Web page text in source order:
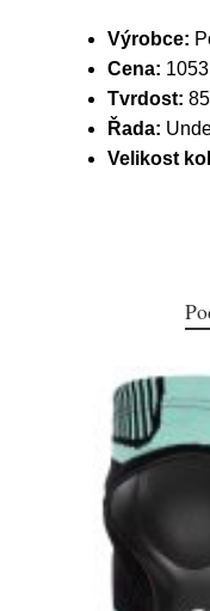
Výrobce:
Cena:
Tvrdost:
Řada:
Velikost